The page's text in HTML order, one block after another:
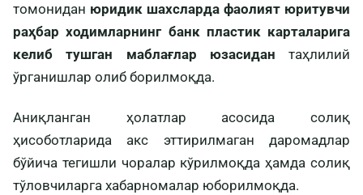
томонидан юридик шахсларда фаолият юритувчи
раҳбар ходимларнинг банк пластик карталарига
келиб тушган маблағлар юзасидан таҳлилий
ўрганишлар олиб борилмоқда.
Аниқланган ҳолатлар асосида солиқ
ҳисоботларида акс эттирилмаган даромадлар
бўйича тегишли чоралар кўрилмоқда ҳамда солиқ
тўловчиларга хабарномалар юборилмоқда.